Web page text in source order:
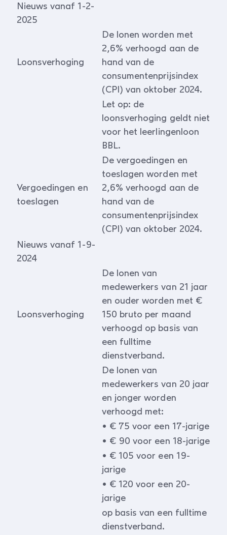
Nieuws vanaf 1-2-
2025
Loonsverhoging
De lonen worden met
2,6% verhoogd aan de
hand van de
consumentenprijsindex
(CPI) van oktober 2024.
Let op: de
loonsverhoging geldt niet
voor het leerlingenloon
BBL.
Vergoedingen en
toeslagen
De vergoedingen en
toeslagen worden met
2,6% verhoogd aan de
hand van de
consumentenprijsindex
(CPI) van oktober 2024.
Nieuws vanaf 1-9-
2024
Loonsverhoging
De lonen van
medewerkers van 21 jaar
en ouder worden met €
150 bruto per maand
verhoogd op basis van
een fulltime
dienstverband.
De lonen van
medewerkers van 20 jaar
en jonger worden
verhoogd met:
• € 75 voor een 17-jarige
• € 90 voor een 18-jarige
• € 105 voor een 19-
jarige
• € 120 voor een 20-
jarige
op basis van een fulltime
dienstverband.